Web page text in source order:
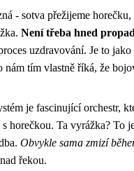
- sotva přežijeme
Není třeba hned
uzdravování. Je to
nám tím vlastně říká, že
je fascinující orchestr,
horečkou. Ta vyrážka? To
Obvykle sama zmizí
řekou.